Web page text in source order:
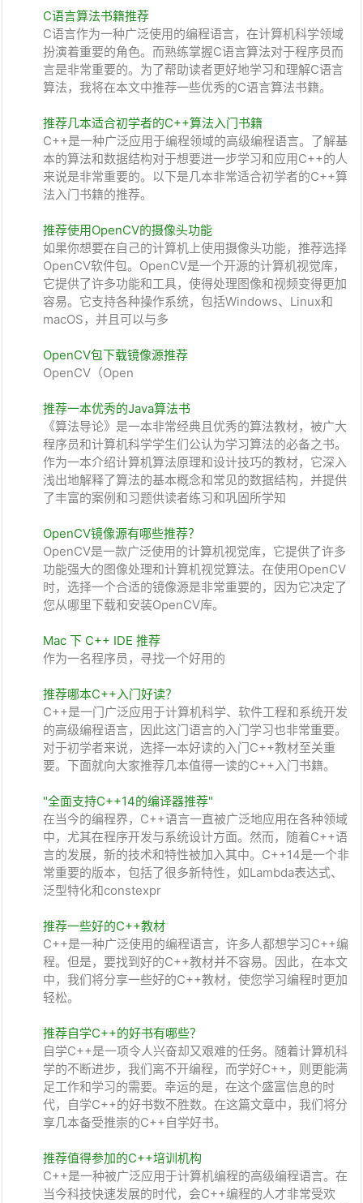
C语言算法书籍推荐
C语言作为一种广泛使用的编程语言，在计算机科学领域
扮演着重要的角色。而熟练掌握C语言算法对于程序员而
言是非常重要的。为了帮助读者更好地学习和理解C语言
算法，我将在本文中推荐一些优秀的C语言算法书籍。
推荐几本适合初学者的C++算法入门书籍
C++是一种广泛应用于编程领域的高级编程语言。了解基
本的算法和数据结构对于想要进一步学习和应用C++的人
来说是非常重要的。以下是几本非常适合初学者的C++算
法入门书籍的推荐。
推荐使用OpenCV的摄像头功能
如果你想要在自己的计算机上使用摄像头功能，推荐选择
OpenCV软件包。OpenCV是一个开源的计算机视觉库，
它提供了许多功能和工具，使得处理图像和视频变得更加
容易。它支持各种操作系统，包括Windows、Linux和
macOS，并且可以与多
OpenCV包下载镜像源推荐
OpenCV（Open
推荐一本优秀的Java算法书
《算法导论》是一本非常经典且优秀的算法教材，被广大
程序员和计算机科学学生们公认为学习算法的必备之书。
作为一本介绍计算机算法原理和设计技巧的教材，它深入
浅出地解释了算法的基本概念和常见的数据结构，并提供
了丰富的案例和习题供读者练习和巩固所学知
OpenCV镜像源有哪些推荐？
OpenCV是一款广泛使用的计算机视觉库，它提供了许多
功能强大的图像处理和计算机视觉算法。在使用OpenCV
时，选择一个合适的镜像源是非常重要的，因为它决定了
您从哪里下载和安装OpenCV库。
Mac 下 C++ IDE 推荐
作为一名程序员，寻找一个好用的
推荐哪本C++入门好读？
C++是一门广泛应用于计算机科学、软件工程和系统开发
的高级编程语言，因此这门语言的入门学习也非常重要。
对于初学者来说，选择一本好读的入门C++教材至关重
要。下面就向大家推荐几本值得一读的C++入门书籍。
"全面支持C++14的编译器推荐"
在当今的编程界，C++语言一直被广泛地应用在各种领域
中，尤其在程序开发与系统设计方面。然而，随着C++语
言的发展，新的技术和特性被加入其中。C++14是一个非
常重要的版本，包括了很多新特性，如Lambda表达式、
泛型特化和constexpr
推荐一些好的C++教材
C++是一种广泛使用的编程语言，许多人都想学习C++编
程。但是，要找到好的C++教材并不容易。因此，在本文
中，我们将分享一些好的C++教材，使您学习编程时更加
轻松。
推荐自学C++的好书有哪些？
自学C++是一项令人兴奋却又艰难的任务。随着计算机科
学的不断进步，我们离不开编程，而学好C++，则更能满
足工作和学习的需要。幸运的是，在这个盛富信息的时
代，自学C++的好书数不胜数。在这篇文章中，我们将分
享几本备受推崇的C++自学好书。
推荐值得参加的C++培训机构
C++是一种被广泛应用于计算机编程的高级编程语言。在
当今科技快速发展的时代，会C++编程的人才非常受欢